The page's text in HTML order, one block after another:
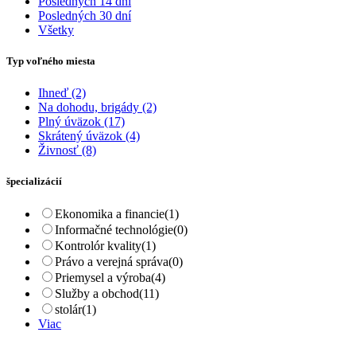
Posledných 30 dní
Všetky
Typ voľného miesta
Ihneď (2)
Na dohodu, brigády (2)
Plný úväzok (17)
Skrátený úväzok (4)
Živnosť (8)
špecializácií
Ekonomika a financie(1)
Informačné technológie(0)
Kontrolór kvality(1)
Právo a verejná správa(0)
Priemysel a výroba(4)
Služby a obchod(11)
stolár(1)
Viac